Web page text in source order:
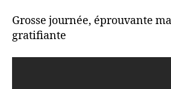
Grosse journée, éprouvante
gratifiante